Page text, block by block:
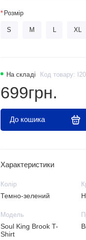
На складі Код товару:
699грн.
До кошика
Розмір
S M L XL
Характеристики
Колір
Темно-зелений
Модель
Soul King Brook T-
Shirt